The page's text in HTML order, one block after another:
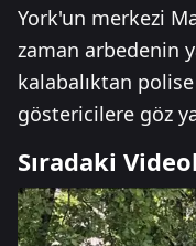
York'un merkezi
zaman arbedenin
kalabalıktan
göstericilere göz
Sıradaki